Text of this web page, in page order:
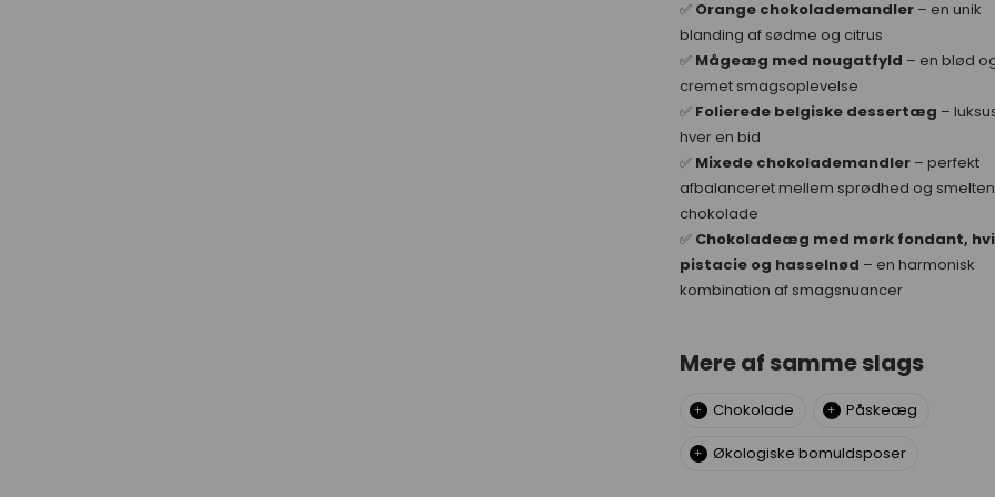
✅ Orange chokolademandler– en unik
blanding af sødme og citrus
✅ Mågeæg med nougatfyld – en blød
cremet smagsoplevelse
✅ Folierede belgiske dessertæg –
hver en bid
✅ Mixede chokolademandler– perfekt
afbalanceret mellem sprødhed og
chokolade
✅ Chokoladeæg med mørk fondant,
pistacie og hasselnød – en harmonisk
kombination af smagsnuancer
Mere af samme slags
Chokolade Påskeæg
Økologiske bomuldsposer